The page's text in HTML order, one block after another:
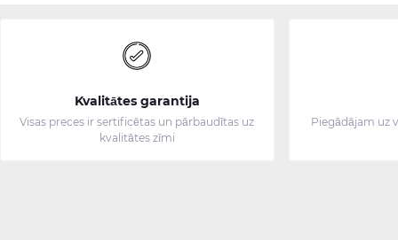
Kvalitātes garantija
Visas preces ir sertificētas un pārbaudītas uz
kvalitātes zīmi
Piegādājam uz